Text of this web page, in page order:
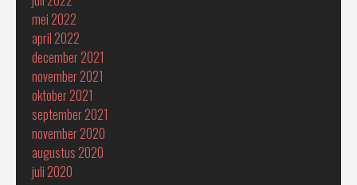
mei 2022
april 2022
december 2021
november 2021
oktober 2021
september 2021
november 2020
augustus 2020
juli 2020